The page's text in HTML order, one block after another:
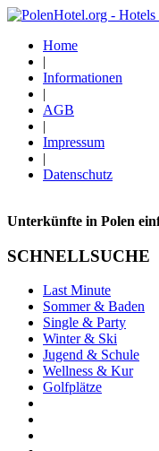
Home
|
Informationen
|
AGB
|
Impressum
|
Datenschutz
Unterkünfte in Polen
SCHNELLSUCHE
Last Minute
Sommer & Baden
Single & Party
Winter & Ski
Jugend & Schule
Wellness & Kur
Golfplätze